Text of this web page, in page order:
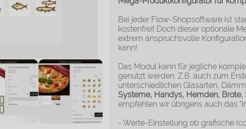
Bei jeder Flow-Shopsoftware ist
kostenfrei! Doch dieser optionale
extrem anspruchsvolle
kann!
Das Modul kann für jegliche
genutzt werden. Z.B. auch zum
unterschiedlichen Glasarten,
Systeme, Handys, Hemden, Brote,
empfehlen wir übrigens auch das
- Werte-Einstellung ob grafische